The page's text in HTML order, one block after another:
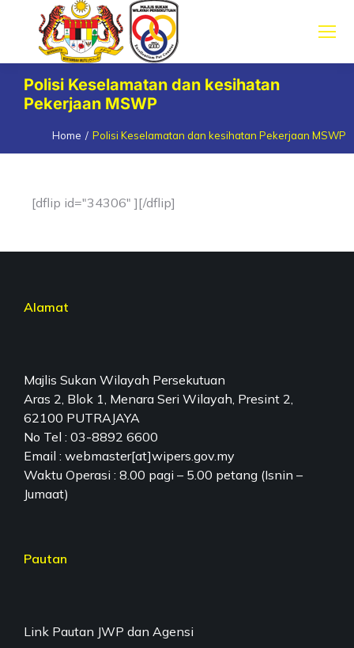
Polisi Keselamatan dan kesihatan
Pekerjaan MSWP
You are here:
Home Polisi Keselamatan dan kesihatan Pekerjaan MSWP
[dflip id="34306" ][/dflip]
Alamat
Majlis Sukan Wilayah Persekutuan
Aras 2, Blok 1, Menara Seri Wilayah, Presint 2,
62100 PUTRAJAYA
No Tel : 03-8892 6600
Email : webmaster[at]wipers.gov.my
Waktu Operasi : 8.00 pagi – 5.00 petang (Isnin –
Jumaat)
Pautan
Link Pautan JWP dan Agensi